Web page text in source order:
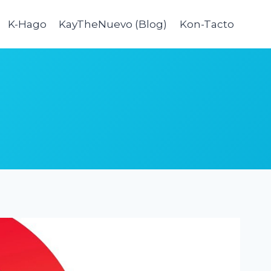
K-Hago KayTheNuevo (Blog) Kon-Tacto